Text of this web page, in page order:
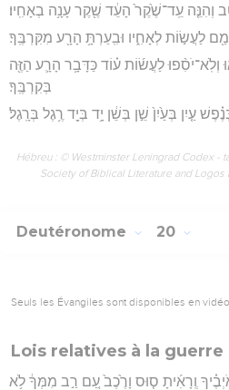
וְהִנֵּ֤ה עֵֽד־שֶׁ֙קֶר֙ הָעֵ֔ד שֶׁ֖קֶר עָנָ֥ה בְאָחִֽיו׃
לַעֲשׂ֣וֹת לְאָחִ֑יו וּבִֽעַרְתָּ֥ הָרָ֖ע מִקִּרְבֶּֽךָ׃
וְלֹֽא־יֹסִ֨פוּ לַעֲשׂ֜וֹת ע֗וֹד כַּדָּבָ֥ר הָרָ֛ע הַזֶּ֖ה
בְּקִרְבֶּֽךָ׃
עַ֤יִן בְּעַ֙יִן֙ שֵׁ֣ן בְּשֵׁ֔ן יָ֥ד בְּיָ֖ד רֶ֥גֶל בְּרָֽגֶל׃
Hébreu : © Westminster Leningrad Codex -
Society of Biblical Literature and
Deutéronome 20
Seuls les Évangiles sont disponibles en
Lois relatives à la guerre
וְֽרָאִ֜יתָ ס֤וּס וָרֶ֙כֶב֙ עַ֚ם רַ֣ב מִמְּךָ֔ לֹ֥א